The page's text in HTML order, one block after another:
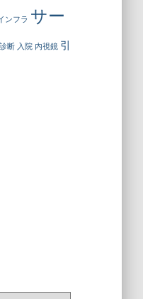
ンフラ サー
断 入院 内視鏡 引